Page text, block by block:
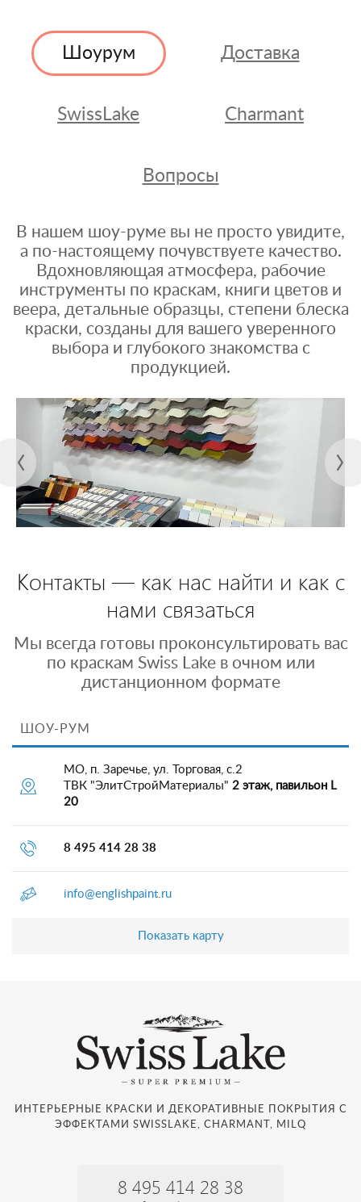
Шоурум Доставка
SwissLake Charmant
Вопросы
В нашем шоу-руме вы не просто увидите,
а по-настоящему почувствуете качество.
Вдохновляющая атмосфера, рабочие
инструменты по краскам, книги цветов и
веера, детальные образцы, степени блеска
краски, созданы для вашего уверенного
выбора и глубокого знакомства с
продукцией.
Контакты — как нас найти и как с
нами связаться
Мы всегда готовы проконсультировать вас
по краскам Swiss Lake в очном или
дистанционном формате
ШОУ-РУМ
МО, п. Заречье, ул. Торговая, с.2
ТВК "ЭлитСтройМатериалы" 2 этаж, павильон L
20
8 495 414 28 38
info@englishpaint.ru
Показать карту
ИНТЕРЬЕРНЫЕ КРАСКИ И ДЕКОРАТИВНЫЕ ПОКРЫТИЯ С
ЭФФЕКТАМИ SWISSLAKE, CHARMANT, MILQ
8 495 414 28 38